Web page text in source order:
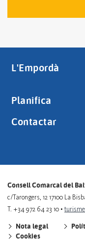
L'Empordà
Planifica
Contactar
Consell Comarcal del
c/Tarongers, 12 17100 La
T. +34 972 64 23 10 •
Nota legal
Cookies